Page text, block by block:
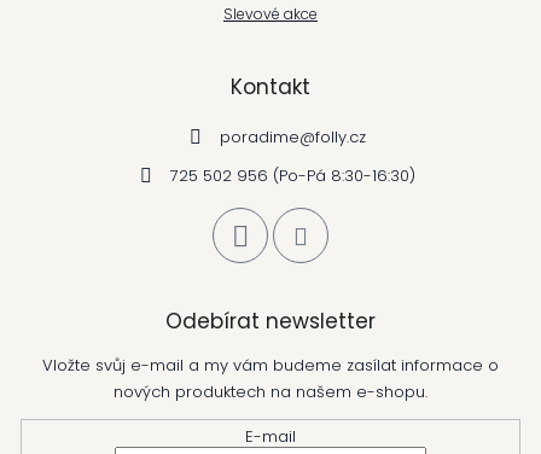
Slevové akce
Kontakt
poradime@folly.cz
725 502 956 (Po-Pá 8:30-16:30)
Odebírat newsletter
Vložte svůj e-mail a my vám budeme zasílat informace o
nových produktech na našem e-shopu.
E-mail